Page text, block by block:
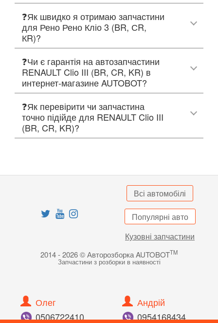
❓Як швидко я отримаю запчастини
для Рено Рено Кліо 3 (BR, СR,
КR)?
❓Чи є гарантія на автозапчастини
RENAULT Clio III (BR, CR, KR) в
интернет-магазине AUTOBOT?
❓Як перевірити чи запчастина
точно підійде для RENAULT Clio III
(BR, CR, KR)?
Всі автомобілі
Популярні авто
Кузовні запчастини
2014 - 2026 © Авторозборка AUTOBOTTM
Запчастини з розборки в наявності
Олег
0506722410
Андрій
0954168434